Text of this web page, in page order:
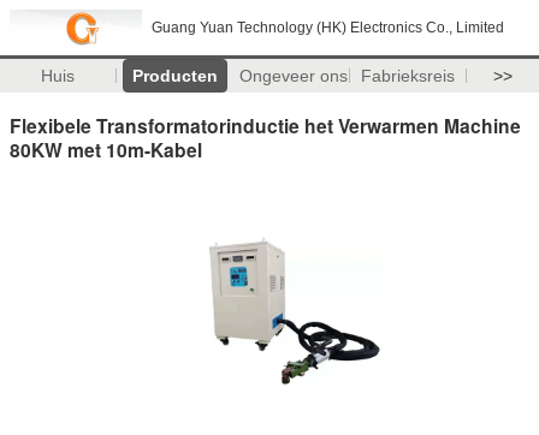
Guang Yuan Technology (HK) Electronics Co., Limited
Huis Producten Ongeveer ons Fabrieksreis >>
Flexibele Transformatorinductie het Verwarmen Machine
80KW met 10m-Kabel